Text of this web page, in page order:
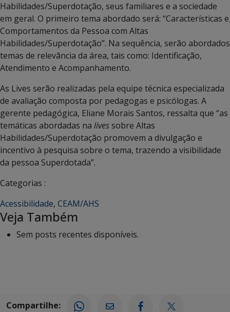
Habilidades/Superdotação, seus familiares e a sociedade
em geral. O primeiro tema abordado será: “Características e
Comportamentos da Pessoa com Altas
Habilidades/Superdotação”. Na sequência, serão abordados
temas de relevância da área, tais como: Identificação,
Atendimento e Acompanhamento.
As Lives serão realizadas pela equipe técnica especializada
de avaliação composta por pedagogas e psicólogas. A
gerente pedagógica, Eliane Morais Santos, ressalta que “as
temáticas abordadas na livessobre Altas
Habilidades/Superdotação promovem a divulgação e
incentivo à pesquisa sobre o tema, trazendo a visibilidade
da pessoa Superdotada”.
Categorias :
Acessibilidade, CEAM/AHS
Veja Também
Sem posts recentes disponíveis.
Compartilhe: